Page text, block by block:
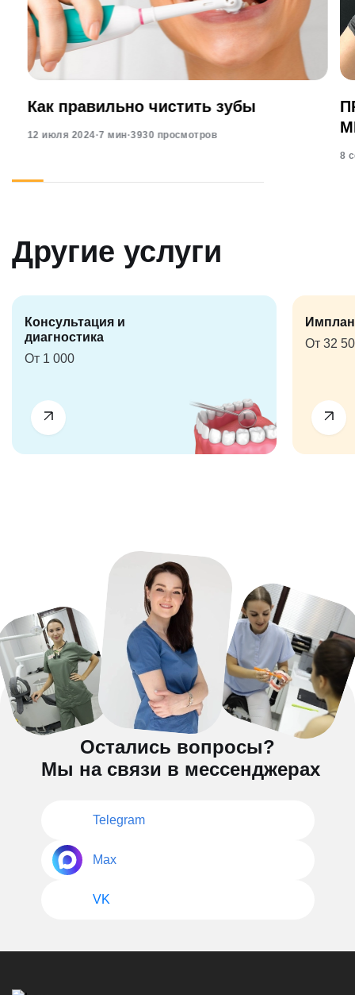
Как правильно чистить зубы
12 июля 2024·7 мин·3930 просмотров
8
Другие услуги
Консультация и
диагностика
От 1 000
От 32
Остались вопросы?
Мы на связи в мессенджерах
Telegram
Max
VK